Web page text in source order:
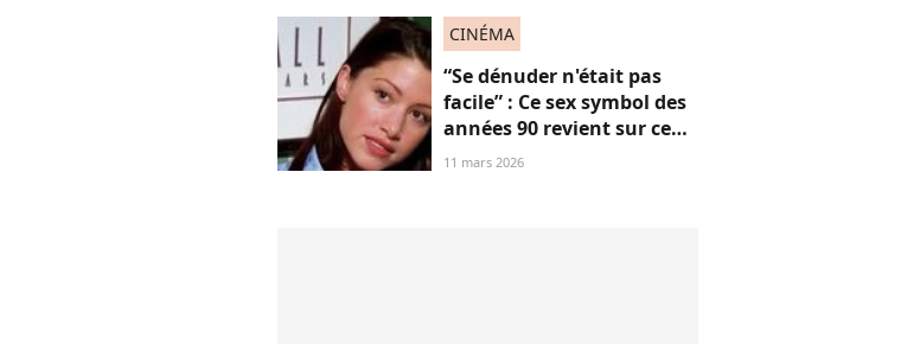
féminicide
CINÉMA
“Se dénuder n'était pas
facile” : Ce sex symbol des
années 90 revient sur ce
célèbre strip tease qui l’a
11 mars 2026